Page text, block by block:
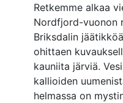
Retkemme alkaa
Nordfjord-vuonon
Briksdalin
ohittaen
kauniita järviä.
kallioiden
helmassa on